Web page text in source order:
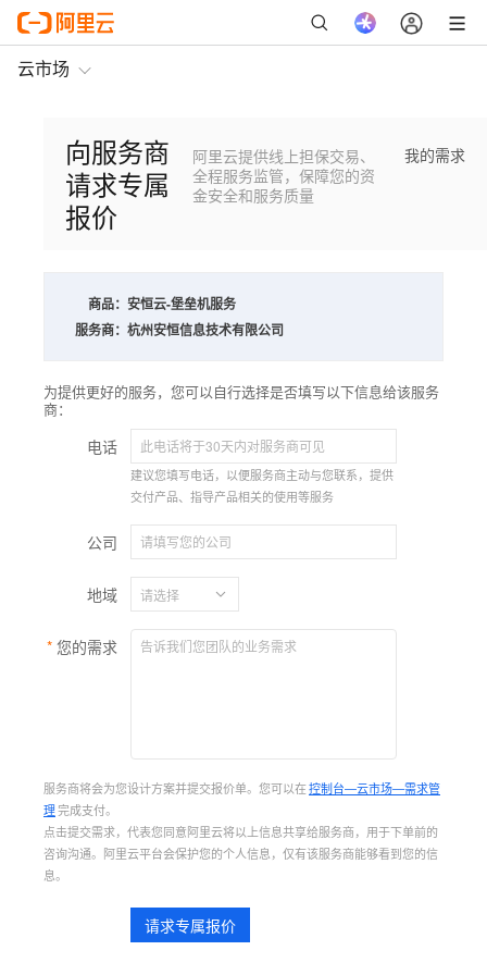
云市场
向服务商
请求专属
报价
阿里云提供线上担保交易、
全程服务监管，保障您的资
金安全和服务质量
我的需求
商品： 安恒云-堡垒机服务
服务商： 杭州安恒信息技术有限公司
为提供更好的服务，您可以自行选择是否填写以下信息给该服务
商：
电话
建议您填写电话，以便服务商主动与您联系，提供
交付产品、指导产品相关的使用等服务
公司
地域
您的需求
服务商将会为您设计方案并提交报价单。您可以在控制台—云市场—需求管
理完成支付。
点击提交需求，代表您同意阿里云将以上信息共享给服务商，用于下单前的
咨询沟通。阿里云平台会保护您的个人信息，仅有该服务商能够看到您的信
息。
请求专属报价